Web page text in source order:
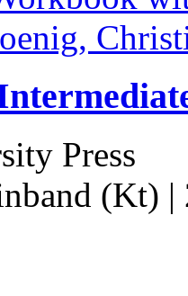
Press
(Kt) |